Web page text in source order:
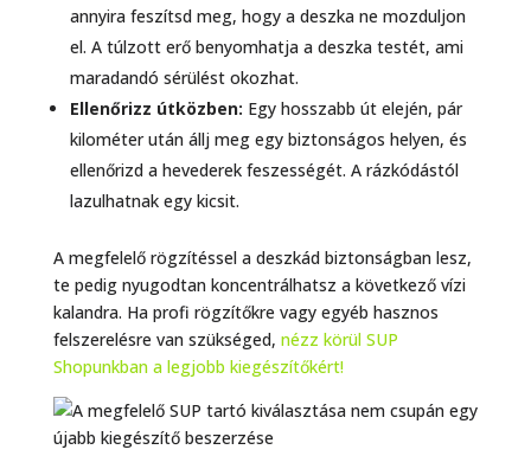
annyira feszítsd meg, hogy a deszka ne mozduljon
el. A túlzott erő benyomhatja a deszka testét, ami
maradandó sérülést okozhat.
Ellenőrizz útközben: Egy hosszabb út elején, pár
kilométer után állj meg egy biztonságos helyen, és
ellenőrizd a hevederek feszességét. A rázkódástól
lazulhatnak egy kicsit.
A megfelelő rögzítéssel a deszkád biztonságban lesz,
te pedig nyugodtan koncentrálhatsz a következő vízi
kalandra. Ha profi rögzítőkre vagy egyéb hasznos
felszerelésre van szükséged, nézz körül SUP
Shopunkban a legjobb kiegészítőkért!